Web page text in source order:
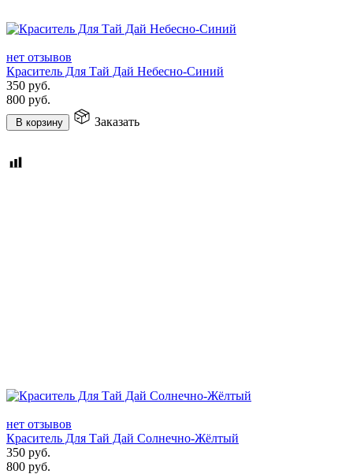
нет отзывов
Краситель Для Тай Дай Небесно-Синий
350 руб.
800 руб.
В корзину Заказать
нет отзывов
Краситель Для Тай Дай Солнечно-Жёлтый
350 руб.
800 руб.